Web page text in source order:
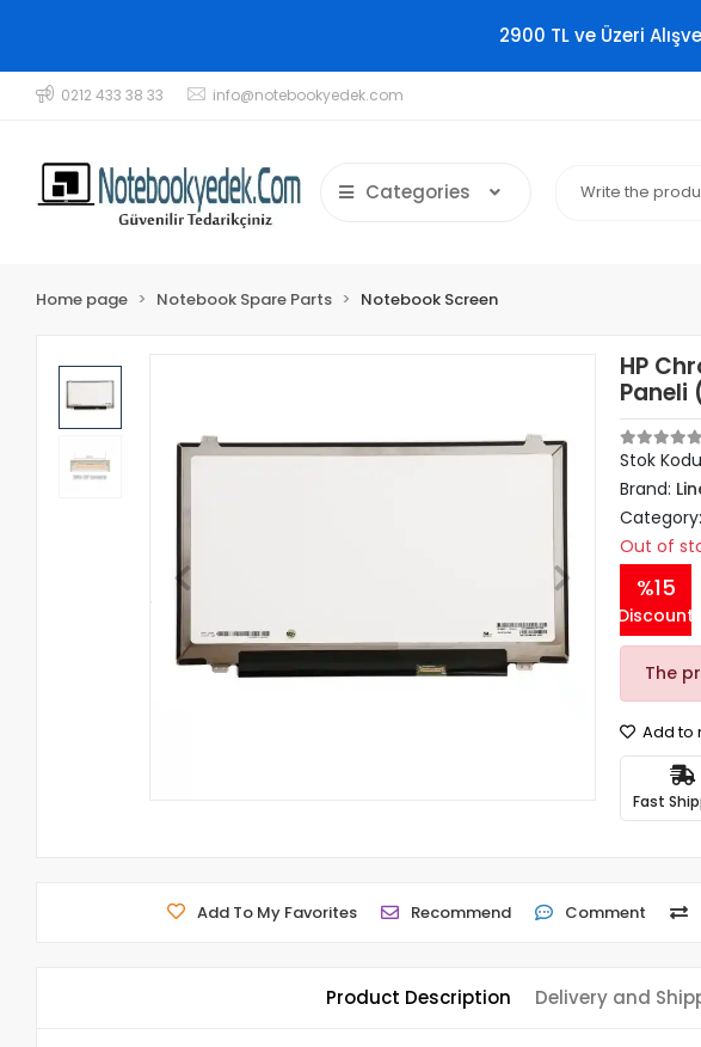
2900 TL ve Üzeri
0212 433 38 33 info@notebookyedek.com
Categories
Home page Notebook Spare Parts Notebook Screen
HP
Paneli
Stok
Brand:
Category:
Out of
%15
Discount
The
Add to
Fast
Add To My Favorites Recommend Comment
Product Description Delivery and